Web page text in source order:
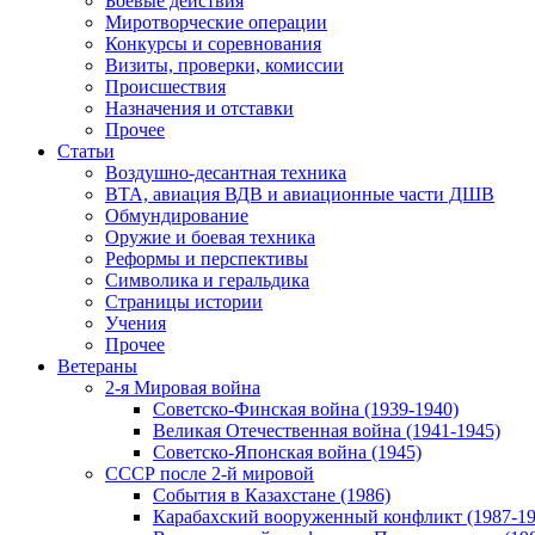
Миротворческие операции
Конкурсы и соревнования
Визиты, проверки, комиссии
Происшествия
Назначения и отставки
Прочее
Статьи
Воздушно-десантная техника
ВТА, авиация ВДВ и авиационные части ДШВ
Обмундирование
Оружие и боевая техника
Реформы и перспективы
Символика и геральдика
Страницы истории
Учения
Прочее
Ветераны
2-я Мировая война
Советско-Финская война (1939-1940)
Великая Отечественная война (1941-1945)
Советско-Японская война (1945)
СССР после 2-й мировой
События в Казахстане (1986)
Карабахский вооруженный конфликт (1987-